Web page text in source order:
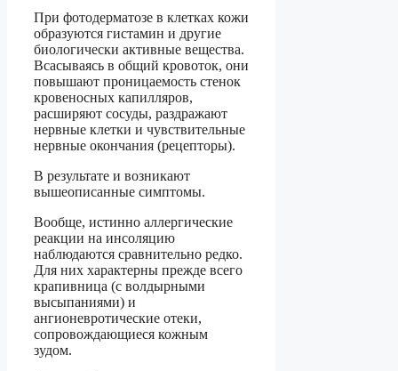
При фотодерматозе в клетках кожи
образуются гистамин и другие
биологически активные вещества.
Всасываясь в общий кровоток, они
повышают проницаемость стенок
кровеносных капилляров,
расширяют сосуды, раздражают
нервные клетки и чувствительные
нервные окончания (рецепторы).
В результате и возникают
вышеописанные симптомы.
Вообще, истинно аллергические
реакции на инсоляцию
наблюдаются сравнительно редко.
Для них характерны прежде всего
крапивница (с волдырными
высыпаниями) и
ангионевротические отеки,
сопровождающиеся кожным
зудом.